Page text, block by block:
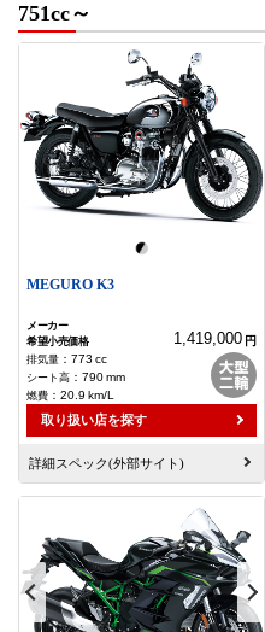
751cc～
MEGURO K3
1,419,000 円
： 773 cc
： 790mm
： 20.9 km/L
取り扱い店を探す
詳細スペック(外部サイト)